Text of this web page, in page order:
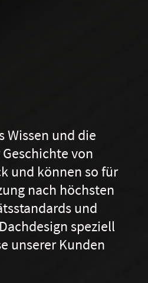
Wissen und die
von
und können so für
nach höchsten
und
speziell
unserer Kunden